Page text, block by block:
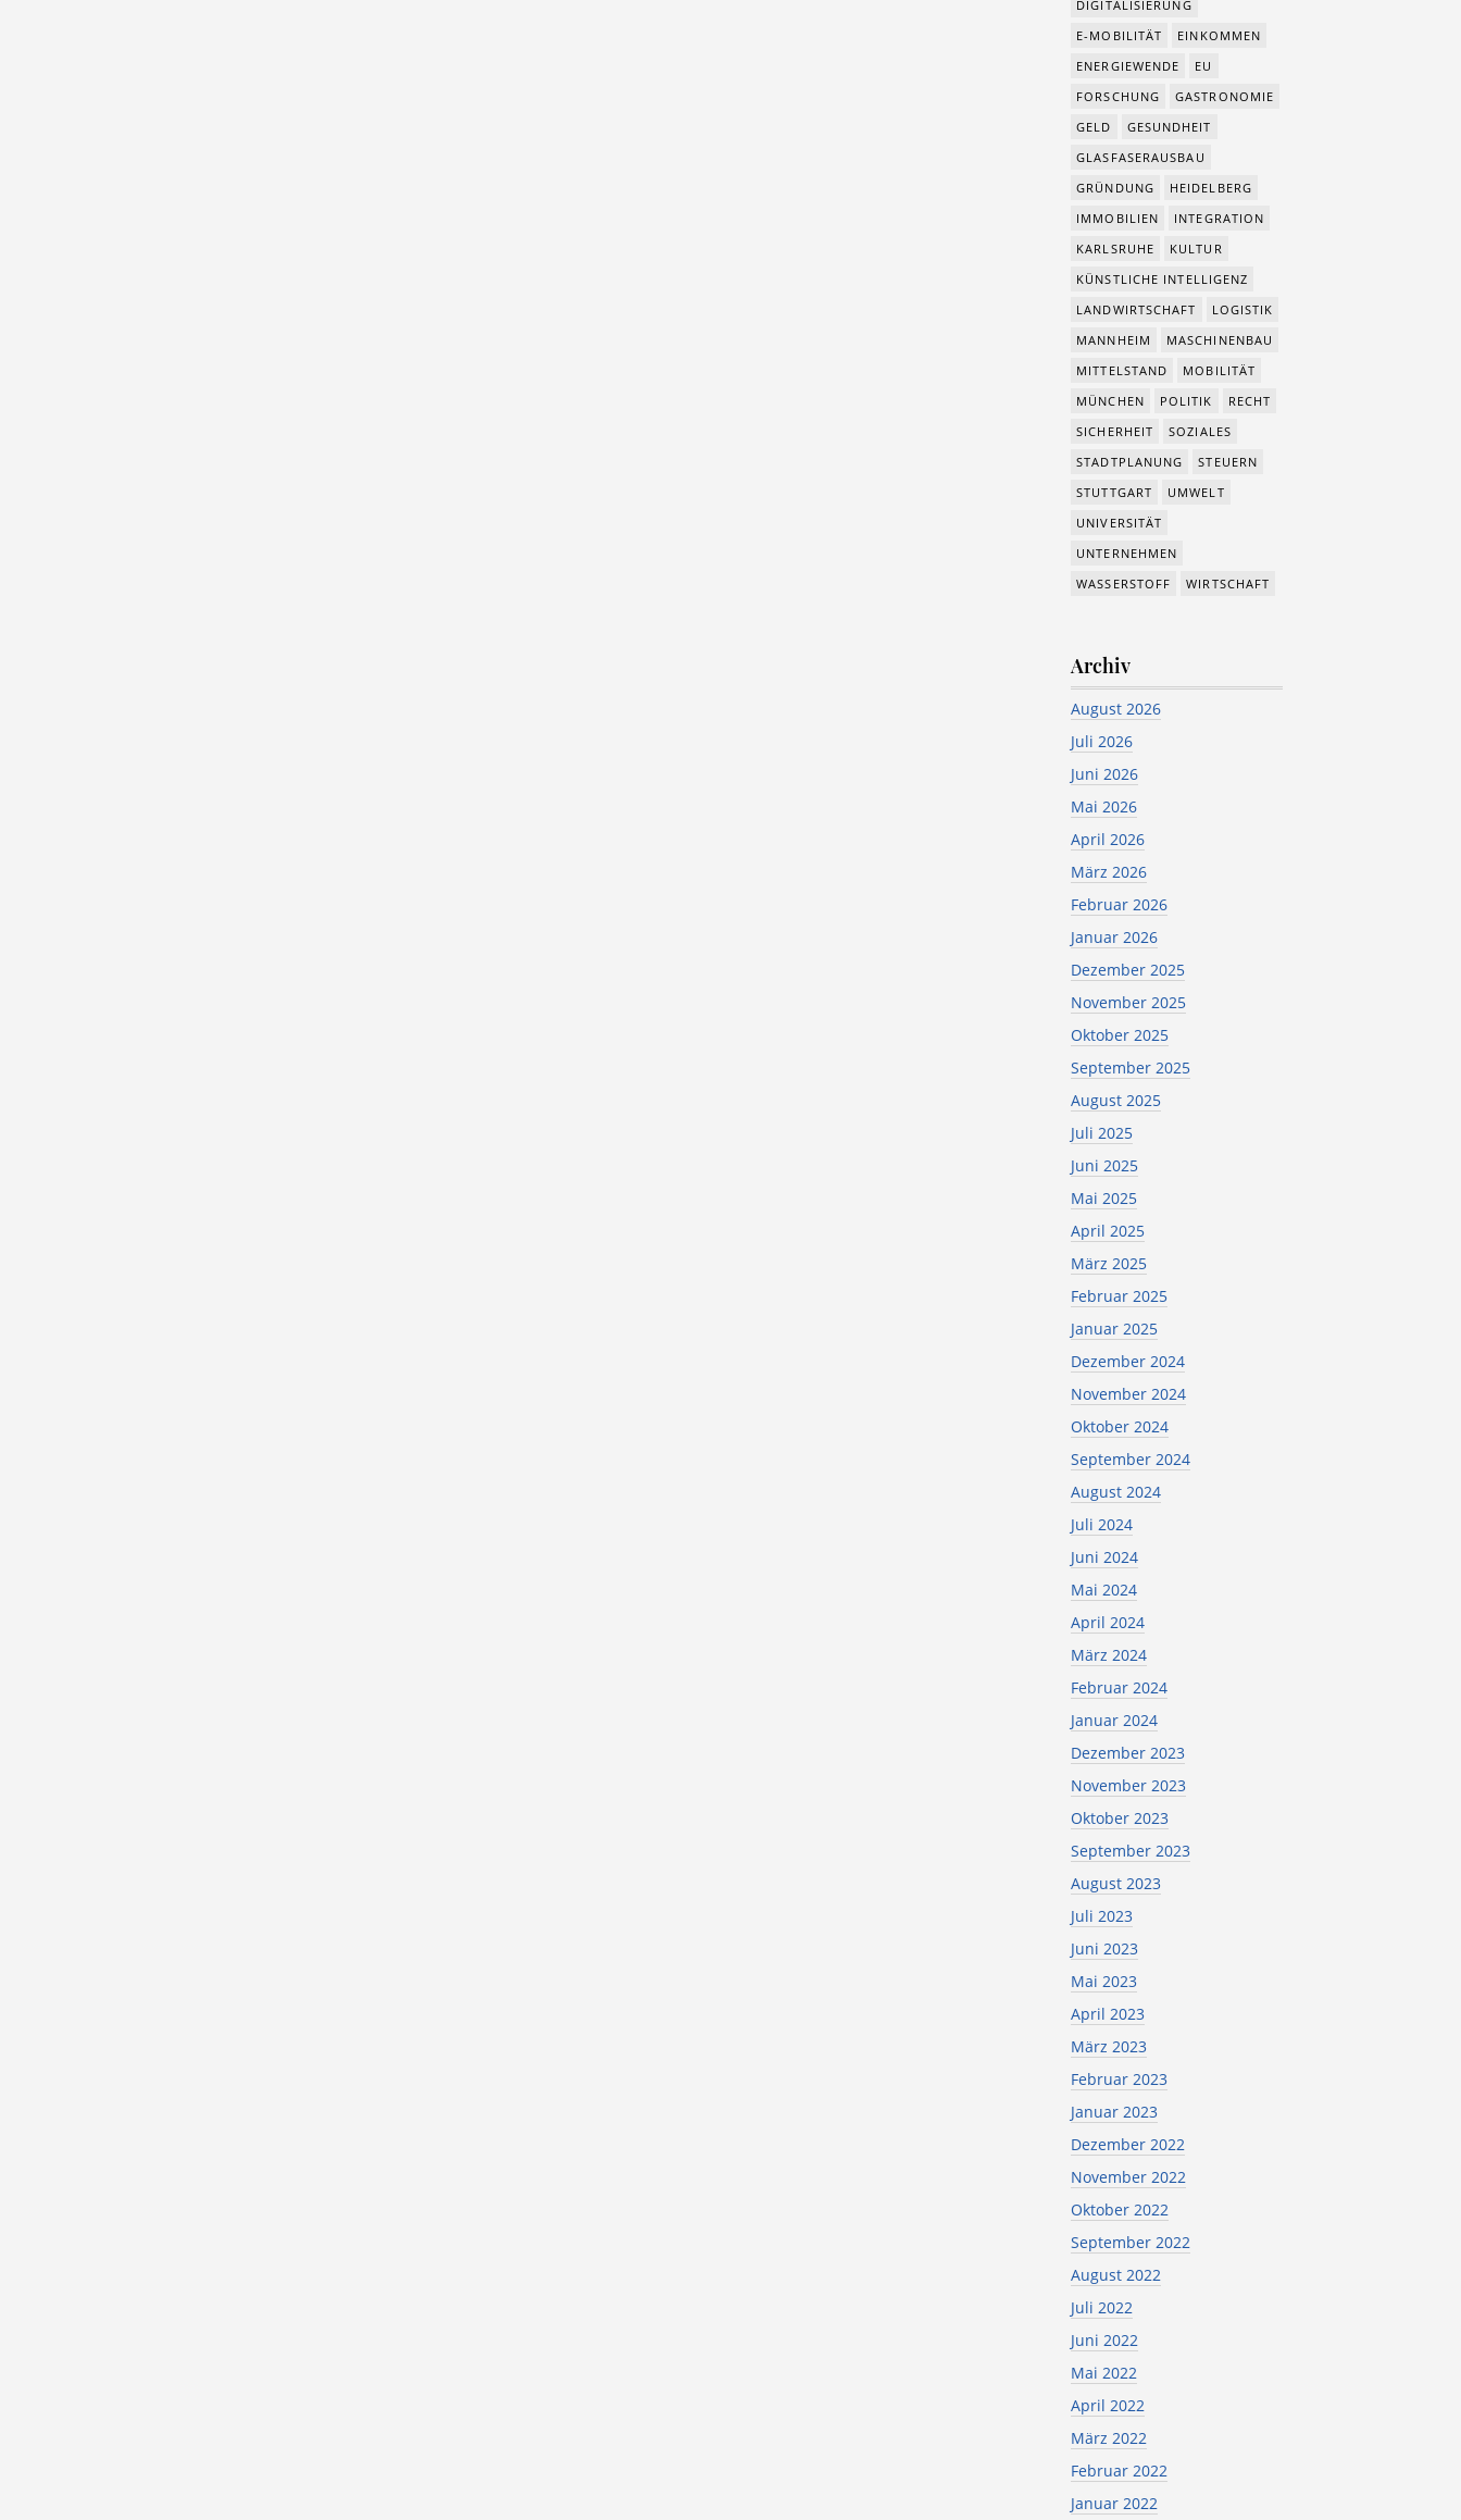
DIGITALISIERUNG
E-MOBILITÄT
EINKOMMEN
ENERGIEWENDE
EU
FORSCHUNG
GASTRONOMIE
GELD
GESUNDHEIT
GLASFASERAUSBAU
GRÜNDUNG
HEIDELBERG
IMMOBILIEN
INTEGRATION
KARLSRUHE
KULTUR
KÜNSTLICHE INTELLIGENZ
LANDWIRTSCHAFT
LOGISTIK
MANNHEIM
MASCHINENBAU
MITTELSTAND
MOBILITÄT
MÜNCHEN
POLITIK
RECHT
SICHERHEIT
SOZIALES
STADTPLANUNG
STEUERN
STUTTGART
UMWELT
UNIVERSITÄT
UNTERNEHMEN
WASSERSTOFF
WIRTSCHAFT
Archiv
August 2026
Juli 2026
Juni 2026
Mai 2026
April 2026
März 2026
Februar 2026
Januar 2026
Dezember 2025
November 2025
Oktober 2025
September 2025
August 2025
Juli 2025
Juni 2025
Mai 2025
April 2025
März 2025
Februar 2025
Januar 2025
Dezember 2024
November 2024
Oktober 2024
September 2024
August 2024
Juli 2024
Juni 2024
Mai 2024
April 2024
März 2024
Februar 2024
Januar 2024
Dezember 2023
November 2023
Oktober 2023
September 2023
August 2023
Juli 2023
Juni 2023
Mai 2023
April 2023
März 2023
Februar 2023
Januar 2023
Dezember 2022
November 2022
Oktober 2022
September 2022
August 2022
Juli 2022
Juni 2022
Mai 2022
April 2022
März 2022
Februar 2022
Januar 2022